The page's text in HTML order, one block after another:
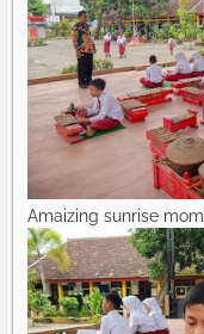
Amaizing sunrise